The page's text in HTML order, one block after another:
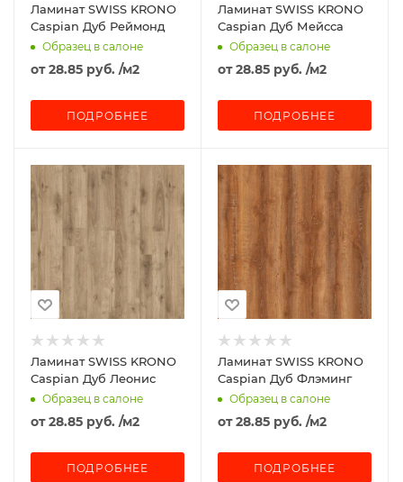
Ламинат SWISS KRONO
Caspian Дуб Реймонд
Образец в салоне
от28.85 руб. /м2
ПОДРОБНЕЕ
Ламинат SWISS KRONO
Caspian Дуб Мейсса
Образец в салоне
от28.85 руб. /м2
ПОДРОБНЕЕ
Ламинат SWISS KRONO
Caspian Дуб Леонис
Образец в салоне
от28.85 руб. /м2
ПОДРОБНЕЕ
Ламинат SWISS KRONO
Caspian Дуб Флэминг
Образец в салоне
от28.85 руб. /м2
ПОДРОБНЕЕ